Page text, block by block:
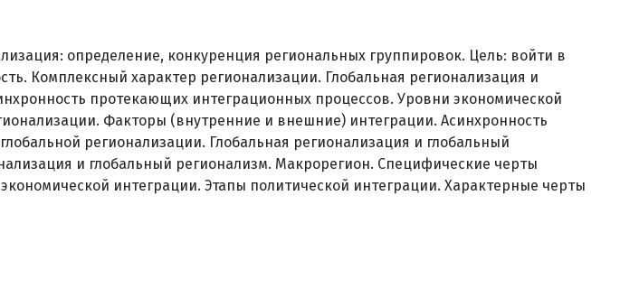
определение, конкуренция региональных группировок. Цель: войти в
Комплексный характер регионализации. Глобальная регионализация и
протекающих интеграционных процессов. Уровни экономической
Факторы (внутренние и внешние) интеграции. Асинхронность
регионализации. Глобальная регионализация и глобальный
и глобальный регионализм. Макрорегион. Специфические черты
интеграции. Этапы политической интеграции. Характерные черты